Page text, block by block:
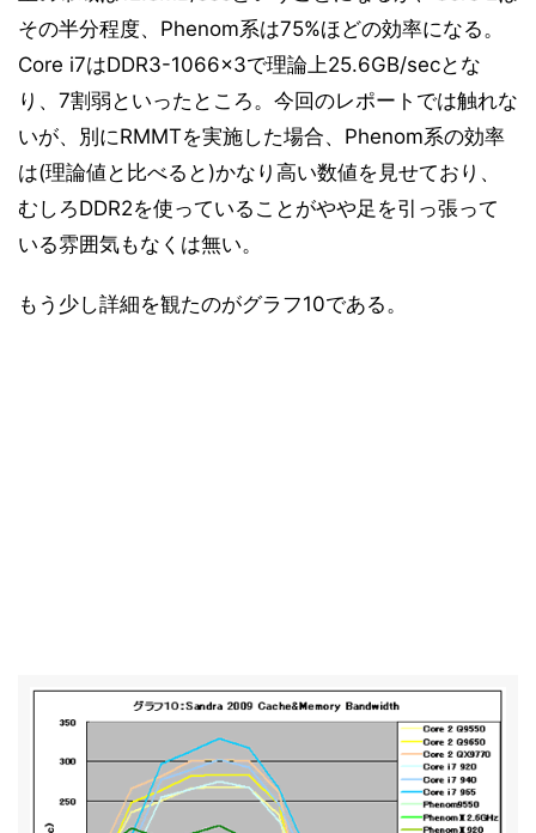
その半分程度、Phenom系は75%ほどの効率になる。
Core i7はDDR3-1066×3で理論上25.6GB/secとな
り、7割弱といったところ。今回のレポートでは触れな
いが、別にRMMTを実施した場合、Phenom系の効率
は(理論値と比べると)かなり高い数値を見せており、
むしろDDR2を使っていることがやや足を引っ張って
いる雰囲気もなくは無い。
もう少し詳細を観たのがグラフ10である。